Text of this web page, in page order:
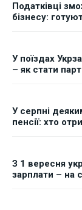
Податківці
бізнесу:
У поїздах
– як стати
У серпні
пенсії: хто
З 1 вересня
зарплати – на